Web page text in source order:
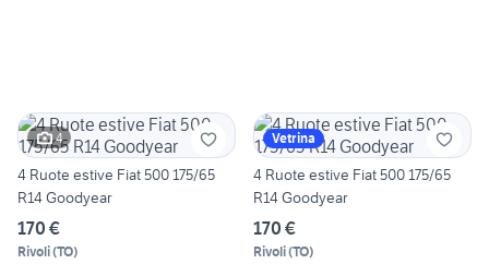
4
4 Ruote estive Fiat 500 175/65
R14 Goodyear
170 €
Rivoli(TO)
Vetrina
4 Ruote estive Fiat 500 175/65
R14 Goodyear
170 €
Rivoli(TO)